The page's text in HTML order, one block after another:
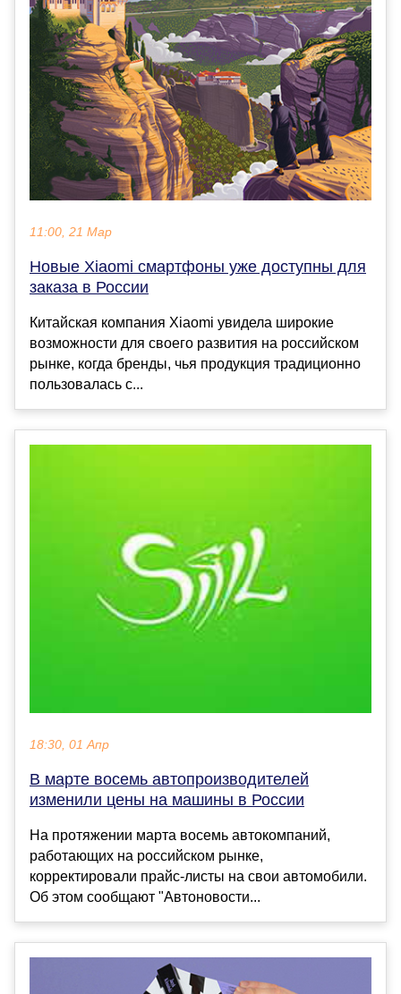
11:00, 21 Мар
Новые Xiaomi смартфоны уже доступны для
заказа в России
Китайская компания Xiaomi увидела широкие
возможности для своего развития на российском
рынке, когда бренды, чья продукция традиционно
пользовалась с...
18:30, 01 Апр
В марте восемь автопроизводителей
изменили цены на машины в России
На протяжении марта восемь автокомпаний,
работающих на российском рынке,
корректировали прайс-листы на свои автомобили.
Об этом сообщают "Автоновости...